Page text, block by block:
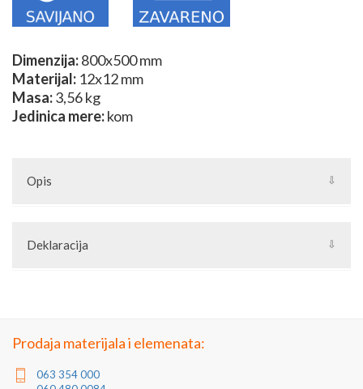
Dimenzija:800x500 mm
Materijal: 12x12 mm
Masa:3,56 kg
Jedinica mere:kom
Opis
što su bubrezi, s-elementi i ostalih elemenata od kovanog
gvožđa. Pojedini sklopovi se izrađuju od nestandarnih elemenata
Deklaracija
Prodaja materijala i elemenata:
063 354 000